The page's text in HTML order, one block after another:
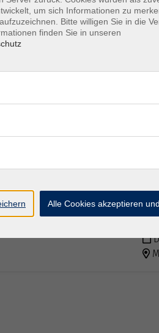
um sich Informationen zu
Bitte willigen Sie in die
finden Sie in unseren
Alle Cookies akzeptieren